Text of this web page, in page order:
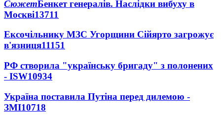
СюжетБенкет генералів. Наслідки вибуху в
Москві13711
Ексочільнику МЗС Угорщини Сійярто загрожує
в'язниця11151
РФ створила "українську бригаду" з полонених
- ISW10934
Україна поставила Путіна перед дилемою -
ЗМІ10718